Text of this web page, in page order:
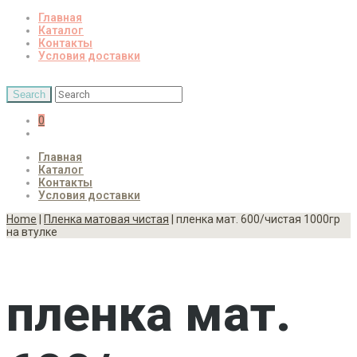
Главная
Каталог
Контакты
Условия доставки
0
Главная
Каталог
Контакты
Условия доставки
Home
Пленка матовая чистая | пленка мат. 600/чистая 1000гр
на втулке
пленка мат.